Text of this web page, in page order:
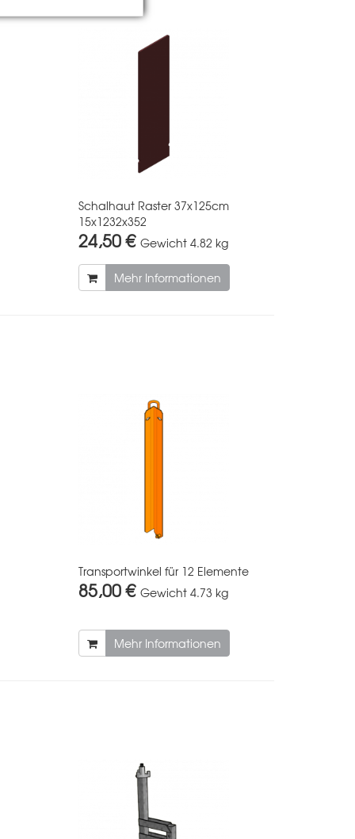
Schalhaut Raster 37x125cm
15x1232x352
24,50 € Gewicht 4.82 kg
Mehr Informationen
Transportwinkel für 12 Elemente
85,00 € Gewicht 4.73 kg
Mehr Informationen